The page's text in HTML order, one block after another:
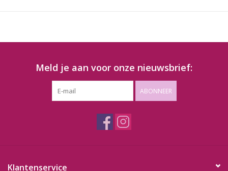
Meld je aan voor onze nieuwsbrief:
ABONNEER
Klantenservice